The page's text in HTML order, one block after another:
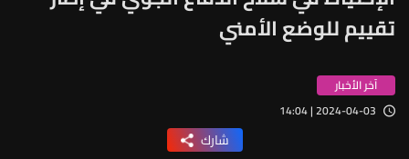
تقييم للوضع الأمني
آخر الأخبار
2024-04-03 | 14:04
شارك